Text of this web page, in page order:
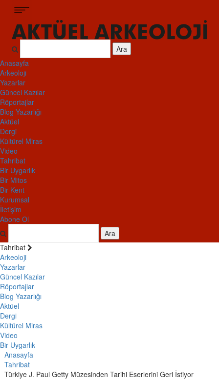
Ara
Anasayfa
Arkeoloji
Yazarlar
Güncel Kazılar
Röportajlar
Blog Yazarlığı
Aktüel
Dergi
Kültürel Miras
Video
Tahribat
Bir Uygarlık
Bir Mitos
Bir Kent
Kurumsal
İletişim
Abone Ol
Ara
Tahribat
Arkeoloji
Yazarlar
Güncel Kazılar
Röportajlar
Blog Yazarlığı
Aktüel
Dergi
Kültürel Miras
Video
Bir Uygarlık
Anasayfa
Tahribat
Türkiye J. Paul Getty Müzesinden Tarihi Eserlerini Geri İstiyor